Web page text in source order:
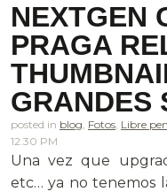
NEXTGEN
PRAGA
GRANDES
posted in blog, Fotos, Libre
12.30 PM
Una vez que
etc… ya no tenemos